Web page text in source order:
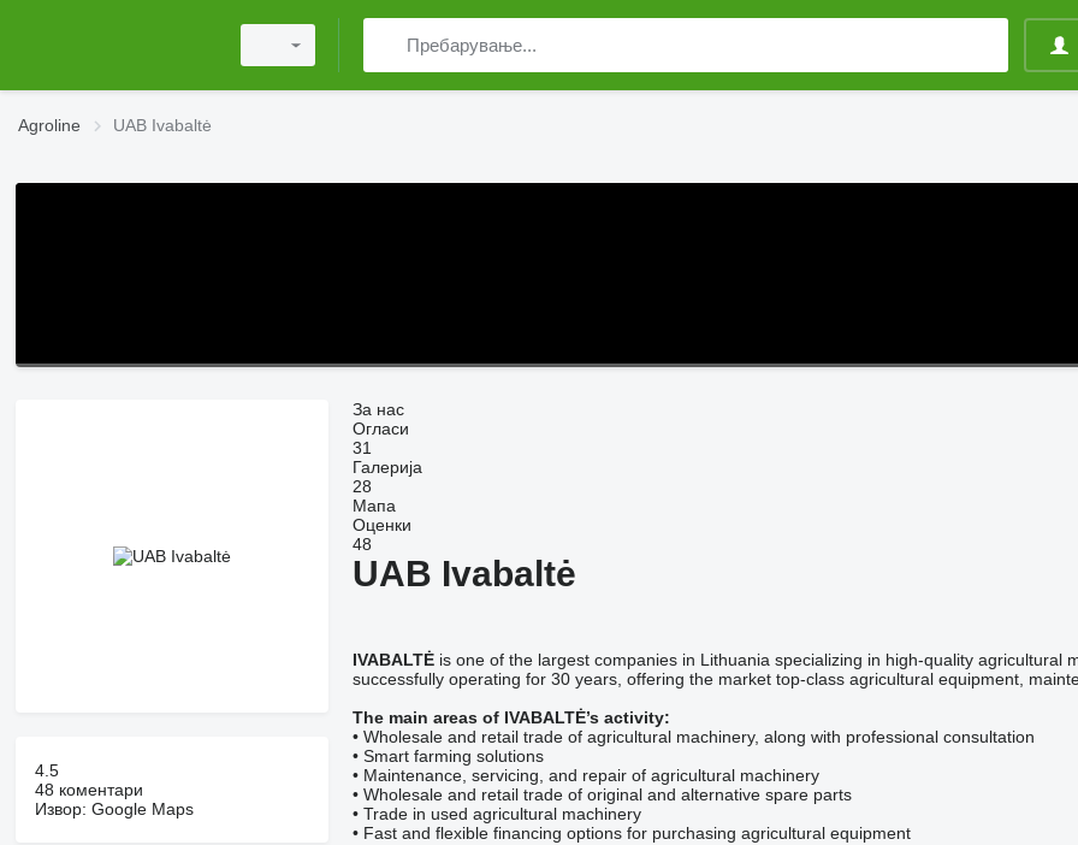
Agroline UAB Ivabaltė
4.5
48 коментари
Извор: Google Maps
За нас
Огласи
31
Галерија
28
Мапа
Оценки
48
UAB Ivabaltė
IVABALTĖis one of the largest companies in Lithuania specializing in high-quality agricultural
successfully operating for 30 years, offering the market top-class agricultural equipment,
The main areas of IVABALTĖ’s activity:
• Wholesale and retail trade of agricultural machinery, along with professional consultation
• Smart farming solutions
• Maintenance, servicing, and repair of agricultural machinery
• Wholesale and retail trade of original and alternative spare parts
• Trade in used agricultural machinery
• Fast and flexible financing options for purchasing agricultural equipment